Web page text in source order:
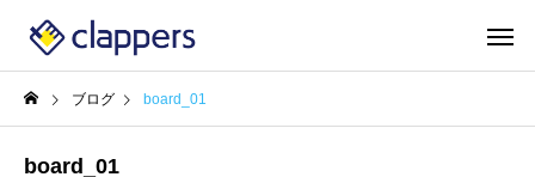
ブログ board_01
board_01